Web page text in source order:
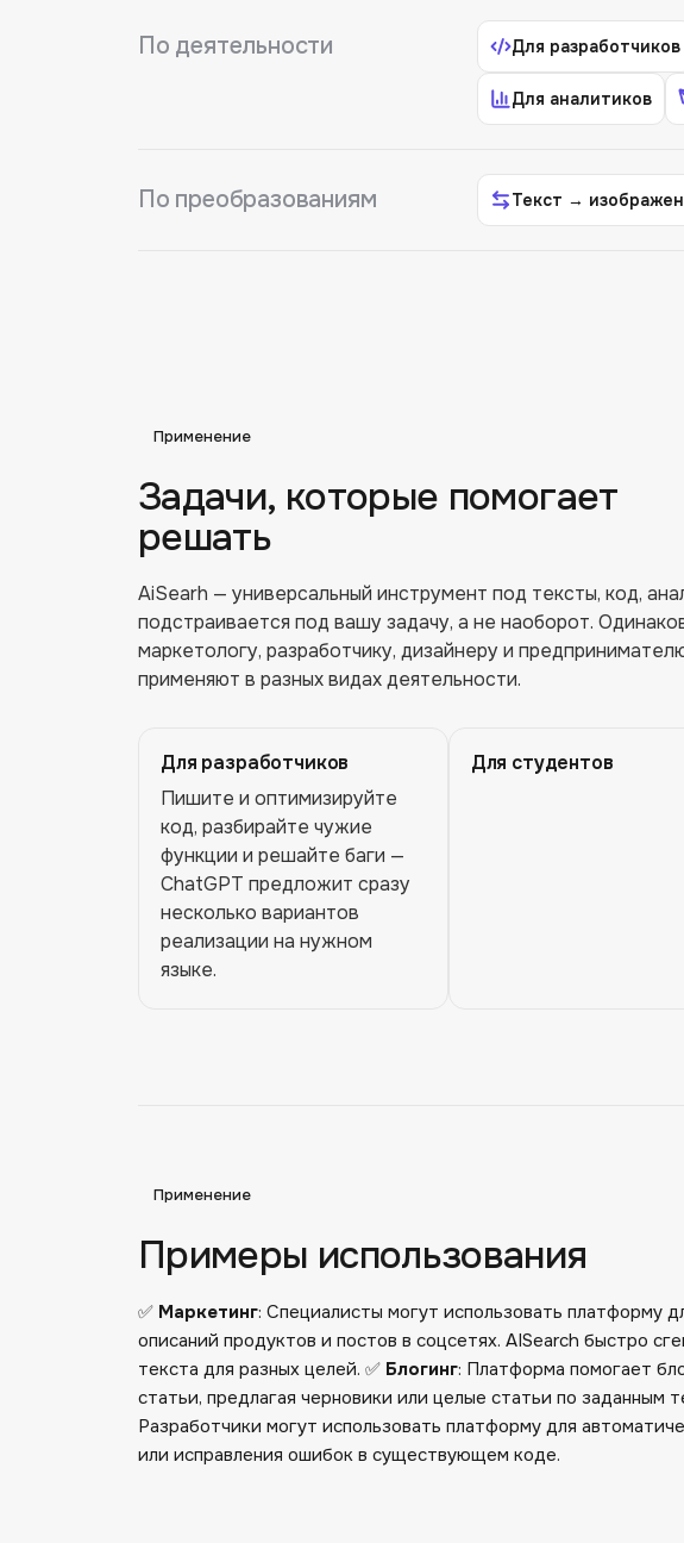
По деятельности Для разработчиков
Для аналитиков
По преобразованиям Текст →
Применение
Задачи, которые помогает
решать
AiSearh — универсальный инструмент под тексты, код,
подстраивается под вашу задачу, а не наоборот.
маркетологу, разработчику, дизайнеру и
применяют в разных видах деятельности.
Для разработчиков
Пишите и оптимизируйте
код, разбирайте чужие
функции и решайте баги —
ChatGPT предложит сразу
несколько вариантов
реализации на нужном
языке.
Для студентов
Применение
Примеры использования
✅ Маркетинг: Специалисты могут использовать платформу
описаний продуктов и постов в соцсетях. AISearch быстро
текста для разных целей. ✅ Блогинг: Платформа помогает
статьи, предлагая черновики или целые статьи по заданным
Разработчики могут использовать платформу для
или исправления ошибок в существующем коде.